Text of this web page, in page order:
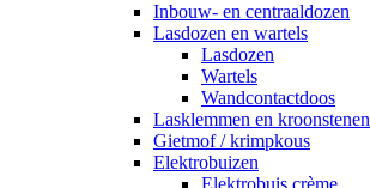
Inbouw- en centraaldozen
Lasdozen en wartels
Lasdozen
Wartels
Wandcontactdoos
Lasklemmen en kroonstenen
Gietmof / krimpkous
Elektrobuizen
Elektrobuis crème